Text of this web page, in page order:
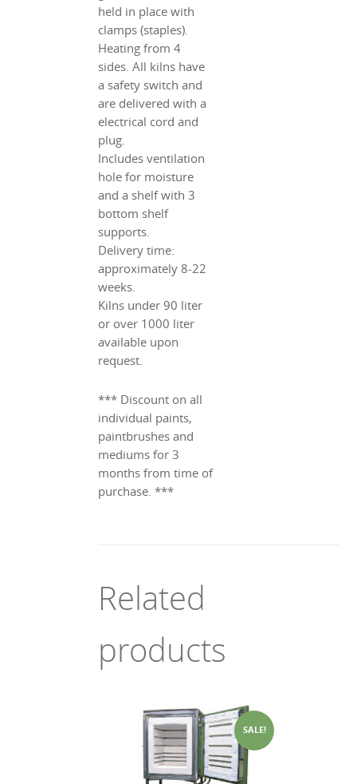
held in place with
clamps (staples).
Heating from 4
sides. All kilns have
a safety switch and
are delivered with a
electrical cord and
plug.
Includes ventilation
hole for moisture
and a shelf with 3
bottom shelf
supports.
Delivery time:
approximately 8-22
weeks.
Kilns under 90 liter
or over 1000 liter
available upon
request.
*** Discount on all
individual paints,
paintbrushes and
mediums for 3
months from time of
purchase. ***
Related
products
SALE!